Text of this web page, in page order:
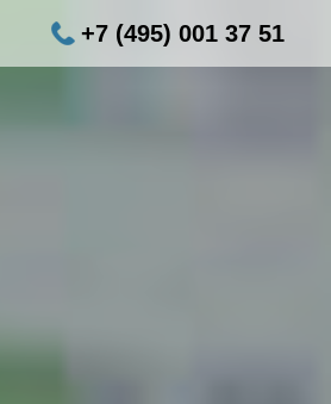
+7 (495) 001 37 51